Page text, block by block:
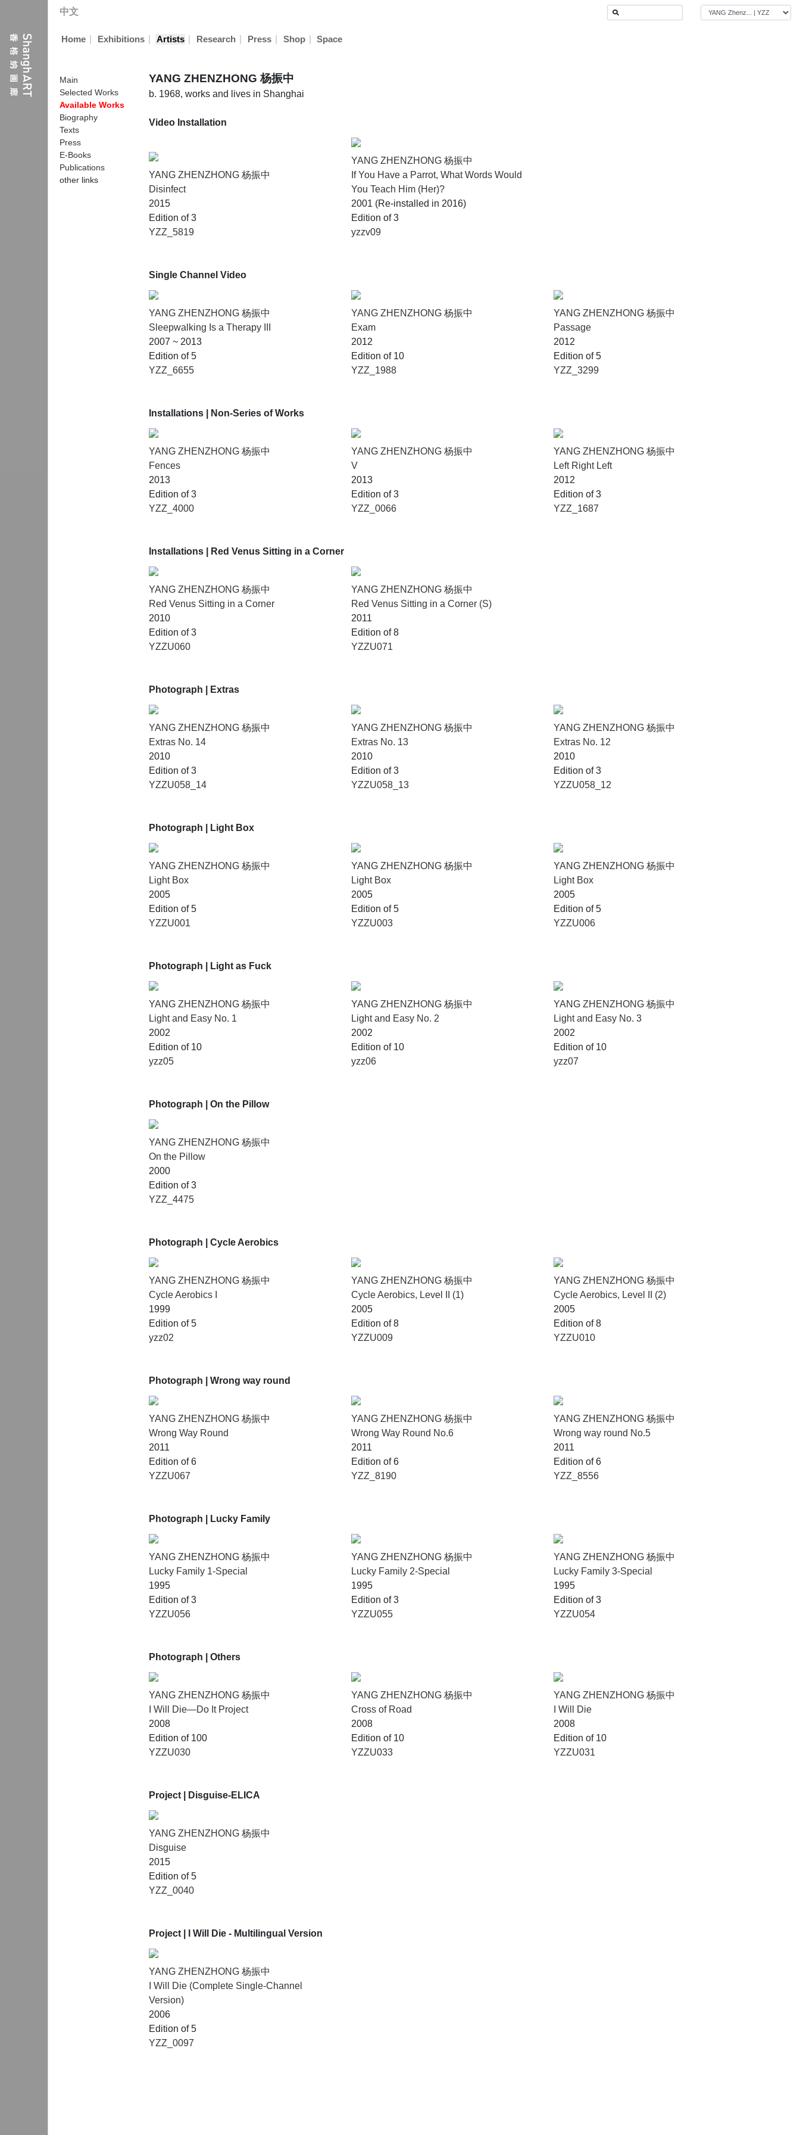
中文
Home Exhibitions Artists Research Press Shop Space
YANG ZHENZHONG 杨振中
b. 1968, works and lives in Shanghai
Main
Selected Works
Available Works
Biography
Texts
Press
E-Books
Publications
other links
Video Installation
YANG ZHENZHONG 杨振中
Disinfect
2015
Edition of 3
YZZ_5819
YANG ZHENZHONG 杨振中
If You Have a Parrot, What Words Would
You Teach Him (Her)?
2001 (Re-installed in 2016)
Edition of 3
yzzv09
Single Channel Video
YANG ZHENZHONG 杨振中
Sleepwalking Is a Therapy III
2007 ~ 2013
Edition of 5
YZZ_6655
YANG ZHENZHONG 杨振中
Exam
2012
Edition of 10
YZZ_1988
YANG ZHENZHONG 杨振中
Passage
2012
Edition of 5
YZZ_3299
Installations | Non-Series of Works
YANG ZHENZHONG 杨振中
Fences
2013
Edition of 3
YZZ_4000
YANG ZHENZHONG 杨振中
V
2013
Edition of 3
YZZ_0066
YANG ZHENZHONG 杨振中
Left Right Left
2012
Edition of 3
YZZ_1687
Installations | Red Venus Sitting in a Corner
YANG ZHENZHONG 杨振中
Red Venus Sitting in a Corner
2010
Edition of 3
YZZU060
YANG ZHENZHONG 杨振中
Red Venus Sitting in a Corner (S)
2011
Edition of 8
YZZU071
Photograph | Extras
YANG ZHENZHONG 杨振中
Extras No. 14
2010
Edition of 3
YZZU058_14
YANG ZHENZHONG 杨振中
Extras No. 13
2010
Edition of 3
YZZU058_13
YANG ZHENZHONG 杨振中
Extras No. 12
2010
Edition of 3
YZZU058_12
Photograph | Light Box
YANG ZHENZHONG 杨振中
Light Box
2005
Edition of 5
YZZU001
YANG ZHENZHONG 杨振中
Light Box
2005
Edition of 5
YZZU003
YANG ZHENZHONG 杨振中
Light Box
2005
Edition of 5
YZZU006
Photograph | Light as Fuck
YANG ZHENZHONG 杨振中
Light and Easy No. 1
2002
Edition of 10
yzz05
YANG ZHENZHONG 杨振中
Light and Easy No. 2
2002
Edition of 10
yzz06
YANG ZHENZHONG 杨振中
Light and Easy No. 3
2002
Edition of 10
yzz07
Photograph | On the Pillow
YANG ZHENZHONG 杨振中
On the Pillow
2000
Edition of 3
YZZ_4475
Photograph | Cycle Aerobics
YANG ZHENZHONG 杨振中
Cycle Aerobics I
1999
Edition of 5
yzz02
YANG ZHENZHONG 杨振中
Cycle Aerobics, Level II (1)
2005
Edition of 8
YZZU009
YANG ZHENZHONG 杨振中
Cycle Aerobics, Level II (2)
2005
Edition of 8
YZZU010
Photograph | Wrong way round
YANG ZHENZHONG 杨振中
Wrong Way Round
2011
Edition of 6
YZZU067
YANG ZHENZHONG 杨振中
Wrong Way Round No.6
2011
Edition of 6
YZZ_8190
YANG ZHENZHONG 杨振中
Wrong way round No.5
2011
Edition of 6
YZZ_8556
Photograph | Lucky Family
YANG ZHENZHONG 杨振中
Lucky Family 1-Special
1995
Edition of 3
YZZU056
YANG ZHENZHONG 杨振中
Lucky Family 2-Special
1995
Edition of 3
YZZU055
YANG ZHENZHONG 杨振中
Lucky Family 3-Special
1995
Edition of 3
YZZU054
Photograph | Others
YANG ZHENZHONG 杨振中
I Will Die—Do It Project
2008
Edition of 100
YZZU030
YANG ZHENZHONG 杨振中
Cross of Road
2008
Edition of 10
YZZU033
YANG ZHENZHONG 杨振中
I Will Die
2008
Edition of 10
YZZU031
Project | Disguise-ELICA
YANG ZHENZHONG 杨振中
Disguise
2015
Edition of 5
YZZ_0040
Project | I Will Die - Multilingual Version
YANG ZHENZHONG 杨振中
I Will Die (Complete Single-Channel
Version)
2006
Edition of 5
YZZ_0097